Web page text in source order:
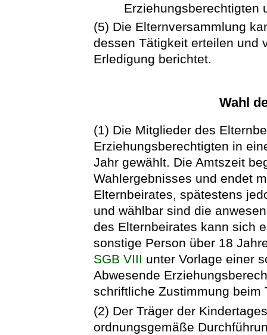
Erziehungsberechtigten
(5) Die Elternversammlung
dessen Tätigkeit erteilen und
Erledigung berichtet.
Wahl
(1) Die Mitglieder des
Erziehungsberechtigten in
Jahr gewählt. Die Amtszeit
Wahlergebnisses und endet
Elternbeirates, spätestens
und wählbar sind die
des Elternbeirates kann sich
sonstige Person über 18
SGB VIII unter Vorlage einer
Abwesende
schriftliche Zustimmung beim
(2) Der Träger der
ordnungsgemäße